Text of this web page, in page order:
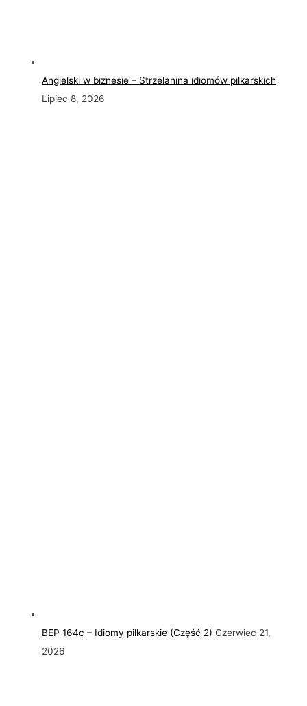
Angielski w biznesie – Strzelanina idiomów piłkarskich
Lipiec 8, 2026
BEP 164c – Idiomy piłkarskie (Część 2) Czerwiec 21,
2026